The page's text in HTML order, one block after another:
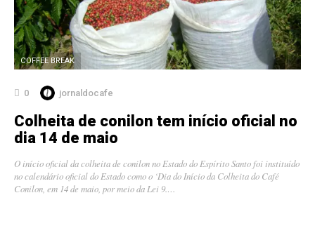
COFFEE BREAK
0 jornaldocafe
Colheita de conilon tem início oficial no
dia 14 de maio
O início oficial da colheita de conilon no Estado do Espírito Santo foi instituído
no calendário oficial do Estado como o ‘Dia do Início da Colheita do Café
Conilon, em 14 de maio, por meio da Lei 9.…